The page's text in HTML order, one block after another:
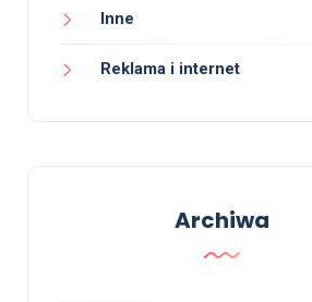
Inne
Reklama i internet
Archiwa